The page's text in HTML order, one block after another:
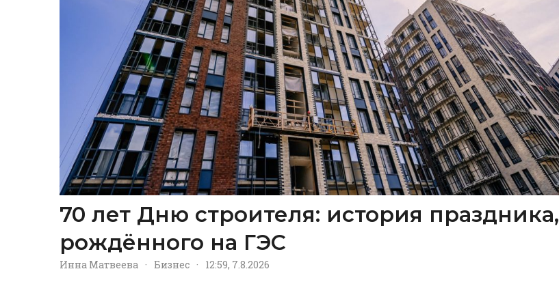
70 лет Дню строителя: история праздника,
рождённого на ГЭС
Инна Матвеева · Бизнес · 12:59, 7.8.2026